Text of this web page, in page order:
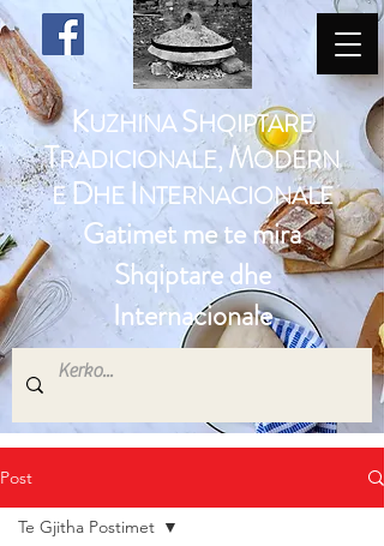
KUZHINASHQIPTARE
TRADICIONALE, MODERN
EDHE INTERNACIONALE
Gatimet me te mira
Shqiptare dhe
Internacionale
Post
Te Gjitha Postimet